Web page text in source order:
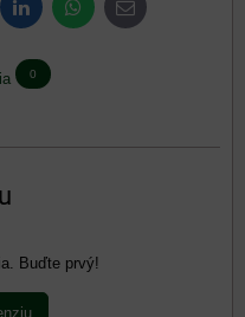
LinkedInWhatsApp
E-
mail
0
Buďte prvý!